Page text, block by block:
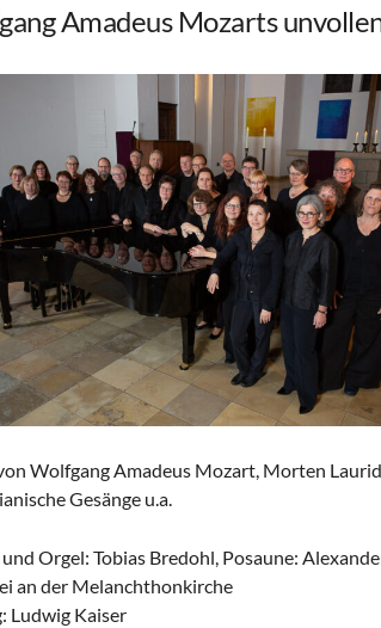
Amadeus Mozarts
Wolfgang Amadeus Mozart, Morten
Gesänge u.a.
Orgel: Tobias Bredohl, Posaune:
an der Melanchthonkirche
Ludwig Kaiser